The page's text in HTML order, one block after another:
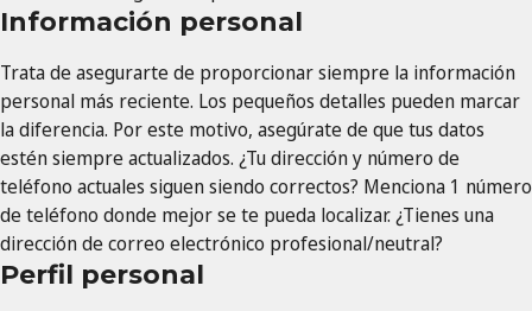
Información personal
Trata de asegurarte de proporcionar siempre la información
personal más reciente. Los pequeños detalles pueden marcar
la diferencia. Por este motivo, asegúrate de que tus datos
estén siempre actualizados. ¿Tu dirección y número de
teléfono actuales siguen siendo correctos? Menciona 1 número
de teléfono donde mejor se te pueda localizar. ¿Tienes una
dirección de correo electrónico profesional/neutral?
Perfil personal